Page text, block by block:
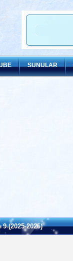
SUNULAR
(2025-2026)